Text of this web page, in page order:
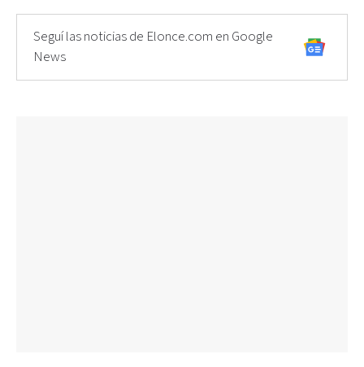
Seguí las noticias de Elonce.com en Google
News